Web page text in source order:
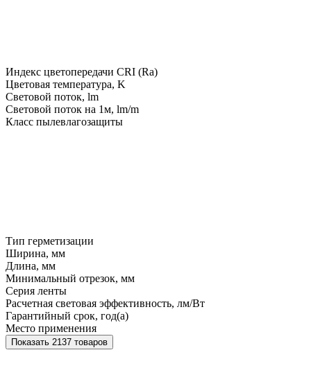
Индекс цветопередачи CRI (Ra)
Цветовая температура, K
Световой поток, lm
Световой поток на 1м, lm/m
Класс пылевлагозащиты
Тип герметизации
Ширина, мм
Длина, мм
Минимальный отрезок, мм
Серия ленты
Расчетная световая эффективность, лм/Вт
Гарантийный срок, год(а)
Место применения
Показать 2137 товаров